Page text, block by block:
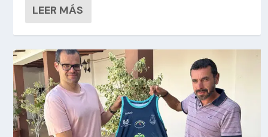
LEER MÁS